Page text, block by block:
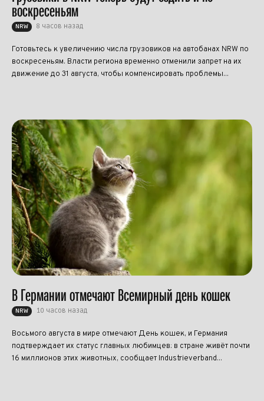
воскресеньям
NRW 8 часов назад
Готовьтесь к увеличению числа грузовиков на автобанах NRW по
воскресеньям. Власти региона временно отменили запрет на их
движение до 31 августа, чтобы компенсировать проблемы...
В Германии отмечают Всемирный день кошек
NRW 10 часов назад
Восьмого августа в мире отмечают День кошек, и Германия
подтверждает их статус главных любимцев: в стране живёт почти
16 миллионов этих животных, сообщает Industrieverband...